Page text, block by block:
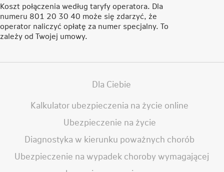
Koszt połączenia według taryfy operatora. Dla
numeru 801 20 30 40 może się zdarzyć, że
operator naliczyć opłatę za numer specjalny. To
zależy od Twojej umowy.
Dla Ciebie
Kalkulator ubezpieczenia na życie online
Ubezpieczenie na życie
Diagnostyka w kierunku poważnych chorób
Ubezpieczenie na wypadek choroby wymagającej